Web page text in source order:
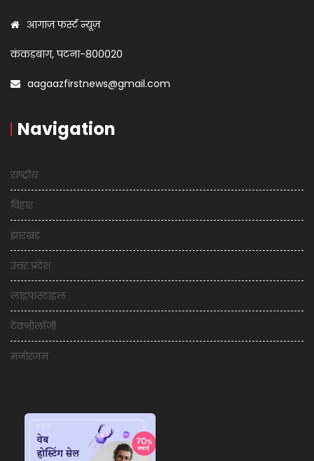
आगाज़ फर्स्ट न्यूज़
कंकड़बाग, पटना-800020
aagaazfirstnews@gmail.com
Navigation
राष्ट्रीय
बिहार
झारखंड
उत्तर प्रदेश
लाइफस्टाइल
टेक्नोलॉजी
मनोरंजन